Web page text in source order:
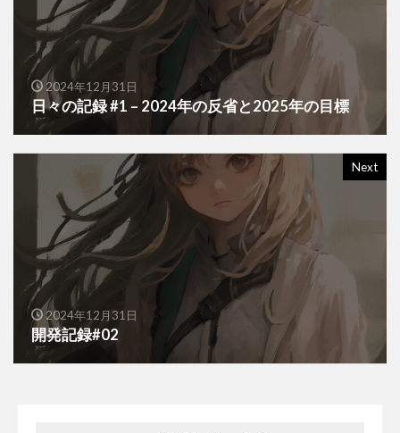
2024年12月31日
日々の記録 #1 – 2024年の反省と2025年の目標
Next
2024年12月31日
開発記録#02